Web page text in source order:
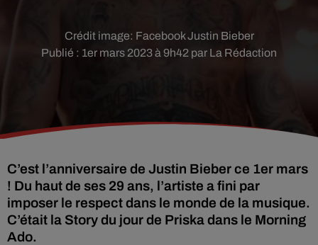
Publié : 1er mars 2023 à 9h42 par La Rédaction
Crédit image: Facebook Justin Bieber
C’est l’anniversaire de Justin Bieber ce 1er mars
! Du haut de ses 29 ans, l’artiste a fini par
imposer le respect dans le monde de la musique.
C’était la Story du jour de Priska dans le Morning
Ado.